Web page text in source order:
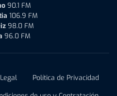
90.1 FM
106.9 FM
98.0 FM
96.0 FM
Política de Privacidad